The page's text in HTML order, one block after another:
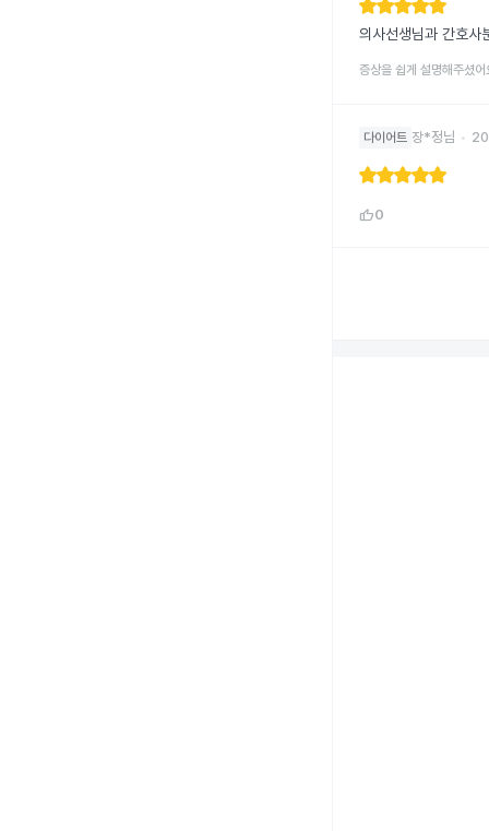
의사선생님과 간호사
증상을 쉽게 설명해주셨어
다이어트 장*정님 •
thumb_up0